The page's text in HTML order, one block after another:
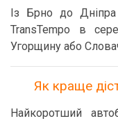
Із Брно до
TransTempo в
Угорщину або
Як краще
Найкоротший